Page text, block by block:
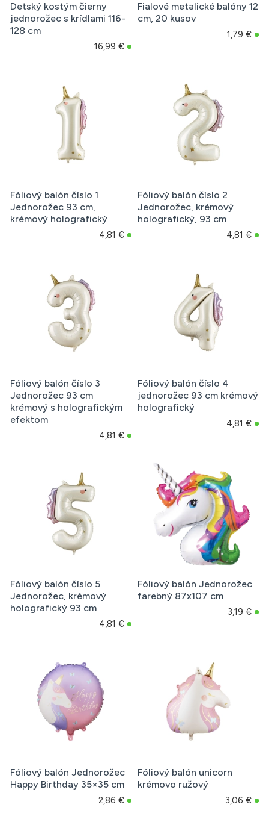
Detský kostým čierny
jednorožec s krídlami 116-
128 cm
16,99 €
Fialové metalické balóny 12
cm, 20 kusov
1,79 €
Fóliový balón číslo 1
Jednorožec 93 cm,
krémový holografický
4,81 €
Fóliový balón číslo 2
Jednorožec, krémový
holografický, 93 cm
4,81 €
Fóliový balón číslo 3
Jednorožec 93 cm
krémový s holografickým
efektom
4,81 €
Fóliový balón číslo 4
jednorožec 93 cm krémový
holografický
4,81 €
Fóliový balón číslo 5
Jednorožec, krémový
holografický 93 cm
4,81 €
Fóliový balón Jednorožec
farebný 87x107 cm
3,19 €
Fóliový balón Jednorožec
Happy Birthday 35×35 cm
2,86 €
Fóliový balón unicorn
krémovo ružový
3,06 €